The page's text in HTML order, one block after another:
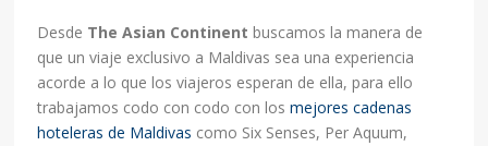
Desde The Asian Continent buscamos la manera de
que un viaje exclusivo a Maldivas sea una experiencia
acorde a lo que los viajeros esperan de ella, para ello
trabajamos codo con codo con losmejores cadenas
hoteleras de Maldivas como Six Senses, Per Aquum,